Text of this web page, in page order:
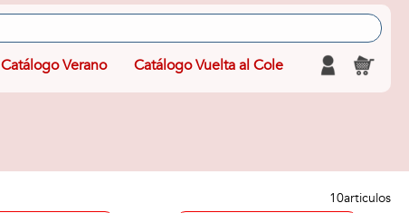
Catálogo Verano Catálogo Vuelta al Cole
10articulos